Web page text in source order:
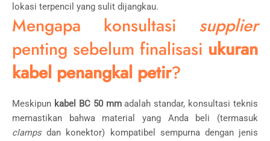
lokasi terpencil yang sulit dijangkau.
Mengapa konsultasi supplier
penting sebelum finalisasi ukuran
kabel penangkal petir?
Meskipun kabel BC 50 mmadalah standar, konsultasi teknis
memastikan bahwa material yang Anda beli (termasuk
clamps dan konektor) kompatibel sempurna dengan jenis